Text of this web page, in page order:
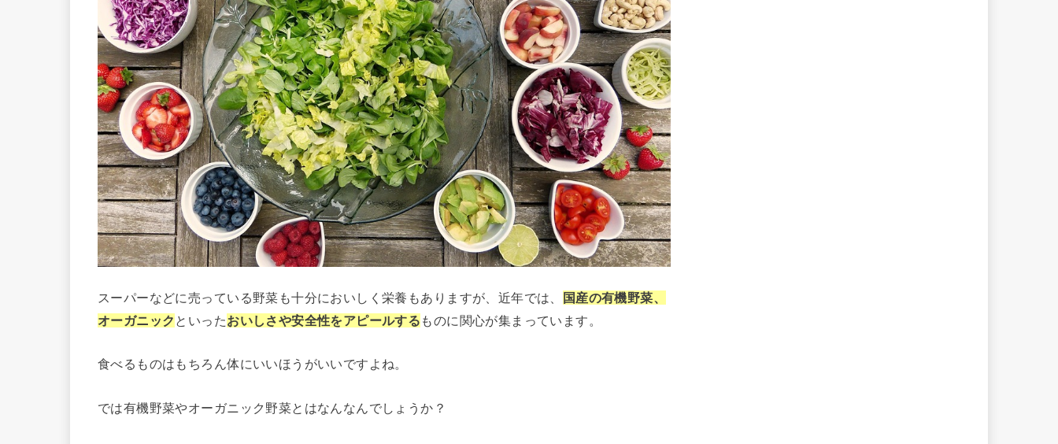
スーパーなどに売っている野菜も十分においしく栄養もありますが、近年では、
国産の有機野菜、
オーガニック といったおいしさや安全性をアピールする ものに関心が集まっています。
食べるものはもちろん体にいいほうがいいですよね。
では有機野菜やオーガニック野菜とはなんなんでしょうか？